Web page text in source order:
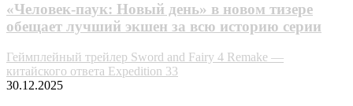
«Человек-паук: Новый день» в новом тизере
обещает лучший экшен за всю историю серии
Геймплейный трейлер Sword and Fairy 4 Remake —
китайского ответа Expedition 33
30.12.2025